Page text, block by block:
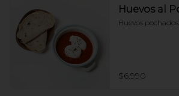
Huevos al
Huevos
$6.990